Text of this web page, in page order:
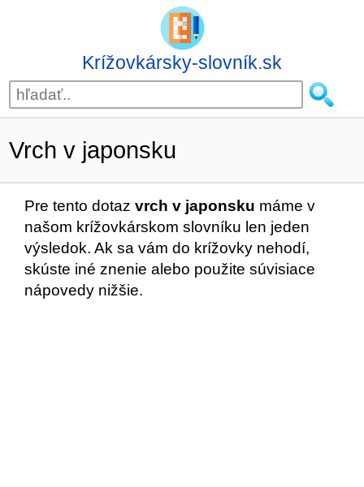
Krížovkársky-slovník.sk
Vrch v japonsku
Pre tento dotaz vrch v japonsku máme v
našom krížovkárskom slovníku len jeden
výsledok. Ak sa vám do krížovky nehodí,
skúste iné znenie alebo použite súvisiace
nápovedy nižšie.